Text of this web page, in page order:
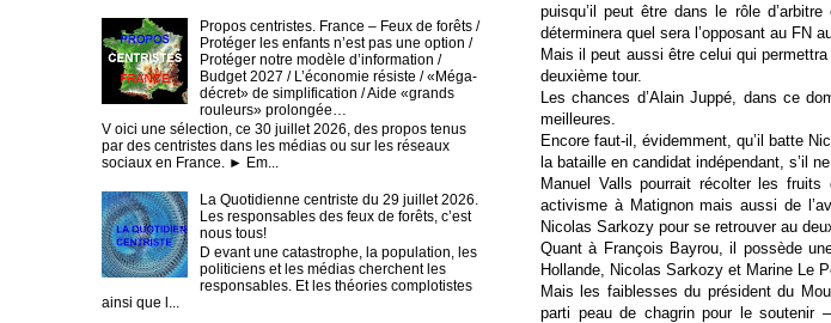
puisqu’il peut être dans le rôle
déterminera quel sera l’opposant au FN
Mais il peut aussi être celui qui
deuxième tour.
Les chances d’Alain Juppé, dans ce
meilleures.
Encore faut-il, évidemment, qu’il batte
la bataille en candidat indépendant, s’il
Manuel Valls pourrait récolter les
activisme à Matignon mais aussi de
Nicolas Sarkozy pour se retrouver au
Quant à François Bayrou, il possède
Hollande, Nicolas Sarkozy et Marine Le
Mais les faiblesses du président du
parti peau de chagrin pour le
Propos centristes. France – Feux de forêts /
Protéger les enfants n’est pas une option /
Protéger notre modèle d’information /
Budget 2027 / L’économie résiste / «Méga-
décret» de simplification / Aide «grands
rouleurs» prolongée…
V oici une sélection, ce 30 juillet 2026, des propos tenus
par des centristes dans les médias ou sur les réseaux
sociaux en France. ► Em...
La Quotidienne centriste du 29 juillet 2026.
Les responsables des feux de forêts, c’est
nous tous!
D evant une catastrophe, la population, les
politiciens et les médias cherchent les
responsables. Et les théories complotistes
ainsi que l...